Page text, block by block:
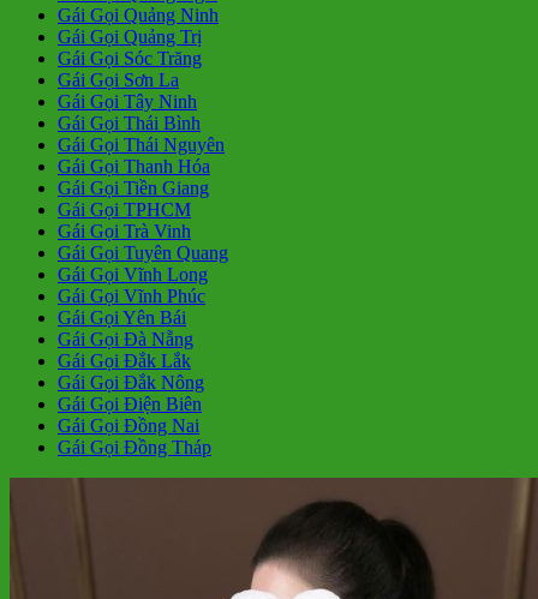
Gái Gọi Quảng Ninh
Gái Gọi Quảng Trị
Gái Gọi Sóc Trăng
Gái Gọi Sơn La
Gái Gọi Tây Ninh
Gái Gọi Thái Bình
Gái Gọi Thái Nguyên
Gái Gọi Thanh Hóa
Gái Gọi Tiền Giang
Gái Gọi TPHCM
Gái Gọi Trà Vinh
Gái Gọi Tuyên Quang
Gái Gọi Vĩnh Long
Gái Gọi Vĩnh Phúc
Gái Gọi Yên Bái
Gái Gọi Đà Nẵng
Gái Gọi Đắk Lắk
Gái Gọi Đắk Nông
Gái Gọi Điện Biên
Gái Gọi Đồng Nai
Gái Gọi Đồng Tháp